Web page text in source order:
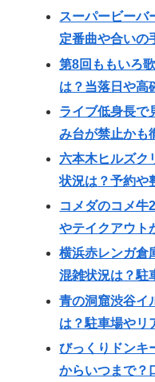
スーパービーバ
定番曲や合いの
第8回ももいろ
は？当落日や高
ライブ低身長で
み台が禁止かも
六本木ヒルズク
状況は？予約や
コメダのコメ牛
やテイクアウト
横浜赤レンガ倉
混雑状況は？駐
青の洞窟渋谷イ
は？駐車場やリ
びっくりドンキ
からいつまで？